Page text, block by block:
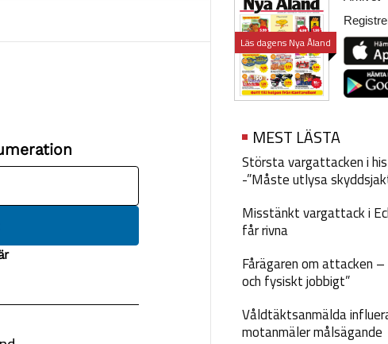
Läs dagens Nya Åland
MEST LÄSTA
Största vargattacken i
-”Måste utlysa
Misstänkt vargattack i
får rivna
Fårägaren om attacken
och fysiskt jobbigt”
Våldtäktsanmälda
motanmäler målsägande